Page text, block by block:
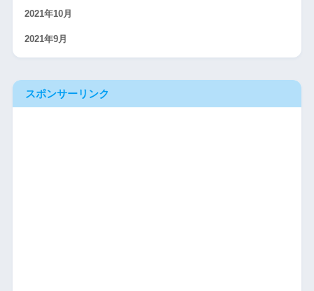
2021年10月
2021年9月
スポンサーリンク